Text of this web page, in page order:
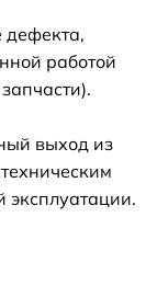
дефекта,
работой
выход из